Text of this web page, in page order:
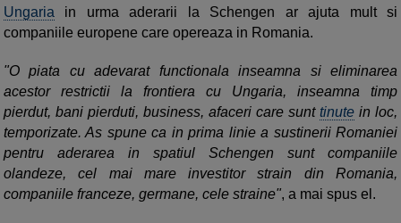
Ungaria in urma aderarii la Schengen ar ajuta mult si
companiile europene care opereaza in Romania.
"O piata cu adevarat functionala inseamna si eliminarea
acestor restrictii la frontiera cu Ungaria, inseamna timp
pierdut, bani pierduti, business, afaceri care sunt tinute in loc,
temporizate. As spune ca in prima linie a sustinerii Romaniei
pentru aderarea in spatiul Schengen sunt companiile
olandeze, cel mai mare investitor strain din Romania,
companiile franceze, germane, cele straine", a mai spus el.